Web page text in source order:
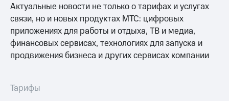
Актуальные новости не только о тарифах и услугах
связи, но и новых продуктах МТС: цифровых
приложениях для работы и отдыха, ТВ и медиа,
финансовых сервисах, технологиях для запуска и
продвижения бизнеса и других сервисах компании
Тарифы